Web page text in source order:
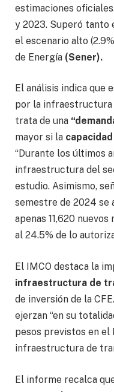
estimaciones
y 2023. Superó tanto
el escenario alto
de Energía (Sener).
El análisis indica que
por la infraestructura
trata de una
mayor si la
“Durante los últimos
infraestructura del
estudio. Asimismo,
semestre de 2024 se
apenas 11,620
al 24.5% de lo
El IMCO destaca la
infraestructura de
de inversión de la
ejerzan “en su
pesos previstos en el
infraestructura de
El informe recalca